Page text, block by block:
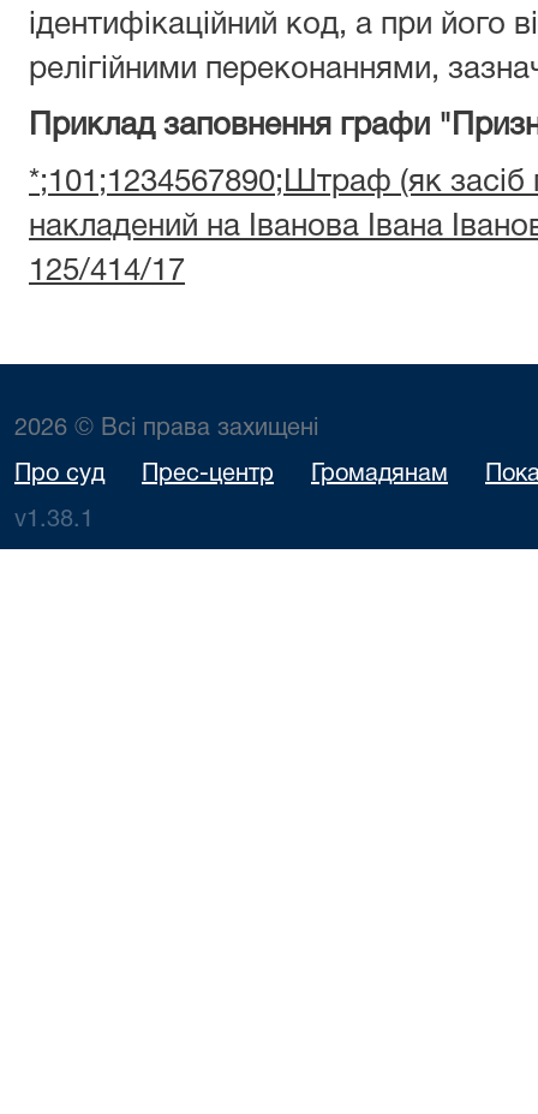
ідентифікаційний код, а при його
релігійними переконаннями,
Приклад заповнення графи
*;101;1234567890;Штраф (як засіб
накладений на Іванова Івана
125/414/17
2026 © Всі права захищені
Про суд Прес-центр Громадянам
v1.38.1